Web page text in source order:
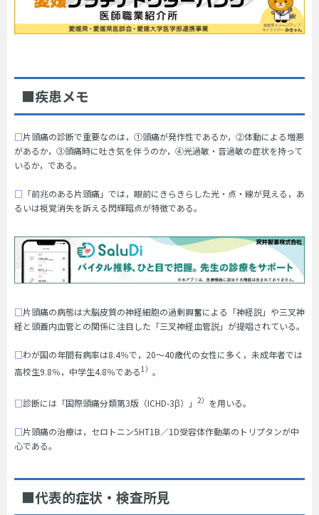
■疾患メモ
□片頭痛の診断で重要なのは，①頭痛が発作性であるか，②体動による増悪
があるか，③頭痛時に吐き気を伴うのか，④光過敏・音過敏の症状を持って
いるか，である。
□ 「前兆のある片頭痛」では，眼前にきらきらした光・点・線が見える，あ
るいは視覚消失を訴える閃輝暗点が特徴である。
□片頭痛の病態は大脳皮質の神経細胞の過剰興奮による「神経説」や三叉神
経と頭蓋内血管との関係に注目した「三叉神経血管説」が提唱されている。
□わが国の年間有病率は8.4％で，20～40歳代の女性に多く，未成年者では
高校生9.8％，中学生4.8％である1） 。
□診断には「国際頭痛分類第3版（ICHD-3β）」 2） を用いる。
□片頭痛の治療は，セロトニン5HT1B／1D受容体作動薬のトリプタンが中
心である。
■代表的症状・検査所見